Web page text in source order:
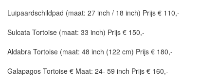
Luipaardschildpad (maat: 27 inch / 18 inch) Prijs € 110,-
Sulcata Tortoise (maat: 33 inch) Prijs € 150,-
Aldabra Tortoise (maat: 48 inch (122 cm) Prijs € 180,-
Galapagos Tortoise € Maat: 24- 59 inch Prijs € 160,-